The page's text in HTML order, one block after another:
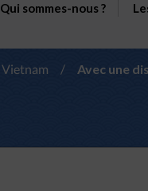
Qui sommes-nous ?
Vietnam /
Avec une